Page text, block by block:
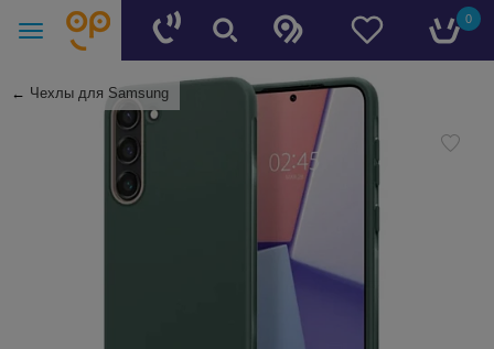
0
← Чехлы для Samsung